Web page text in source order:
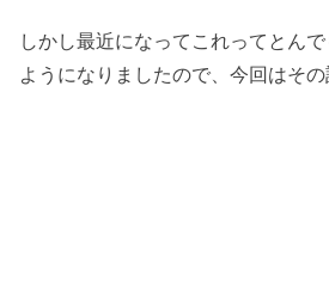
しかし最近になってこれってとん
ようになりましたので、今回はその